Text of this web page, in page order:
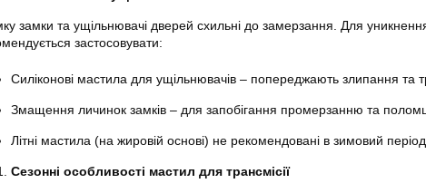
замки та ущільнювачі дверей схильні до замерзання. Для
застосовувати:
Силіконові мастила для ущільнювачів – попереджають злипання та
Змащення личинок замків – для запобігання промерзанню та
Літні мастила (на жировій основі) не рекомендовані в зимовий
Сезонні особливості мастил для трансмісії